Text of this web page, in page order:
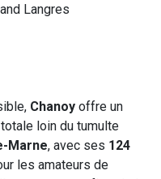
Langres
Chanoy offre un
loin du tumulte
Marne, avec ses 124
les amateurs de